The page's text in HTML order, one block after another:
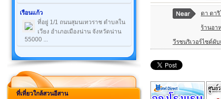
เรือนแก้ว
ที่อยู่ 1/1 ถนนสุมนเทวราช ตำบลใน
เวียง อำเภอเมืองน่าน จังหวัดน่าน
55000 ...
ที่เที่ยวใกล้สวนอีสาน
ดา ดาริ
ร้านอา
วีรชนริเวอร์ไซด์ผั